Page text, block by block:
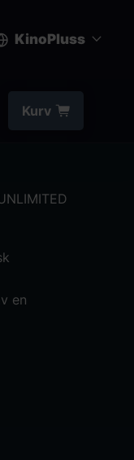
account
KinoPluss
Kurv
en